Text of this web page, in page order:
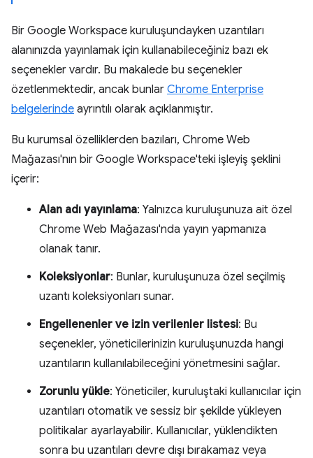
Bir Google Workspace kuruluşundayken uzantıları
alanınızda yayınlamak için kullanabileceğiniz bazı ek
seçenekler vardır. Bu makalede bu seçenekler
özetlenmektedir, ancak bunlar Chrome Enterprise
belgelerinde ayrıntılı olarak açıklanmıştır.
Bu kurumsal özelliklerden bazıları, Chrome Web
Mağazası'nın bir Google Workspace'teki işleyiş şeklini
içerir:
Alan adı yayınlama: Yalnızca kuruluşunuza ait özel
Chrome Web Mağazası'nda yayın yapmanıza
olanak tanır.
Koleksiyonlar: Bunlar, kuruluşunuza özel seçilmiş
uzantı koleksiyonları sunar.
Engellenenler ve izin verilenler listesi: Bu
seçenekler, yöneticilerinizin kuruluşunuzda hangi
uzantıların kullanılabileceğini yönetmesini sağlar.
Zorunlu yükle: Yöneticiler, kuruluştaki kullanıcılar için
uzantıları otomatik ve sessiz bir şekilde yükleyen
politikalar ayarlayabilir. Kullanıcılar, yüklendikten
sonra bu uzantıları devre dışı bırakamaz veya